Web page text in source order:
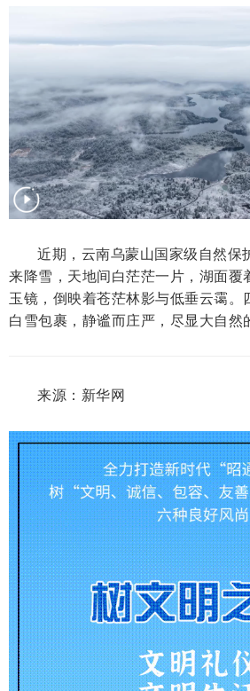
近期，云南乌蒙山国家级自然保
来降雪，天地间白茫茫一片，湖面覆
玉镜，倒映着苍茫林影与低垂云霭。
白雪包裹，静谧而庄严，尽显大自然
来源：新华网